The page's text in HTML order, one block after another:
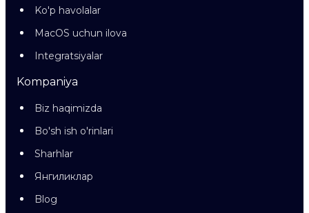
Ko'p havolalar
MacOS uchun ilova
Integratsiyalar
Kompaniya
Biz haqimizda
Bo'sh ish o'rinlari
Sharhlar
Янгиликлар
Blog